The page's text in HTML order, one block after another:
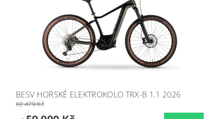
BESV HORSKÉ ELEKTROKOLO TRX-B 1.1 2026
92 479 Kč